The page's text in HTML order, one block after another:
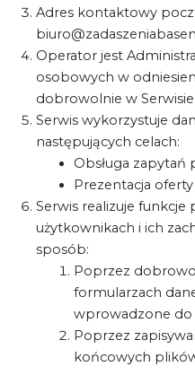
Adres kontaktowy
Operator jest
osobowych w
dobrowolnie w Serwisie.
Serwis wykorzystuje
następujących celach:
Obsługa zapytań
Prezentacja
Serwis realizuje funkcje
użytkownikach i ich
sposób:
Poprzez
formularzach
wprowadzone do
Poprzez
końcowych